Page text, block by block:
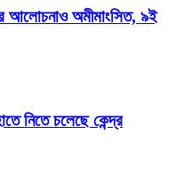
আলোচনাও অমীমাংসিত, ৯ই
নিতে চলেছে কেন্দ্র